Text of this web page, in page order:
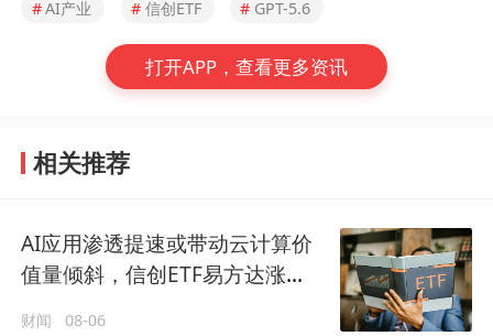
#AI产业 # 信创ETF # GPT-5.6
打开APP，查看更多资讯
相关推荐
AI应用渗透提速或带动云计算价
值量倾斜，信创ETF易方达涨
财闻 08-06